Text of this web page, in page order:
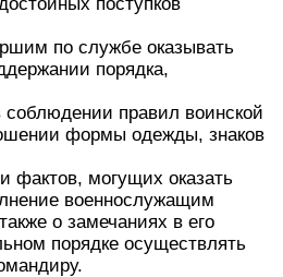
по службе оказывать
порядка,
правил воинской
формы одежды, знаков
фактов, могущих оказать
военнослужащим
о замечаниях в его
порядке осуществлять